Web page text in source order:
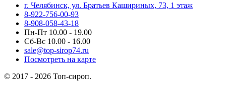
г. Челябинск, ул. Братьев Кашириных, 73, 1 этаж
8-922-756-00-93
8-908-058-43-18
Пн-Пт 10.00 - 19.00
Сб-Вс 10.00 - 16.00
sale@top-sirop74.ru
Посмотреть на карте
© 2017 - 2026 Топ-сироп.